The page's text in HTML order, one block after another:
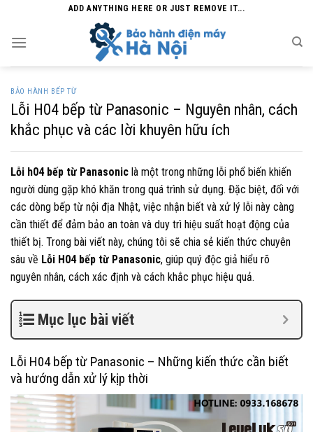
content
ADD ANYTHING HERE OR JUST REMOVE IT...
BẢO HÀNH BẾP TỪ
Lỗi H04 bếp từ Panasonic – Nguyên nhân, cách
khắc phục và các lời khuyên hữu ích
Lỗi h04 bếp từ Panasonic là một trong những lỗi phổ biến khiến
người dùng gặp khó khăn trong quá trình sử dụng. Đặc biệt, đối với
các dòng bếp từ nội địa Nhật, việc nhận biết và xử lý lỗi này càng
cần thiết để đảm bảo an toàn và duy trì hiệu suất hoạt động của
thiết bị. Trong bài viết này, chúng tôi sẽ chia sẻ kiến thức chuyên
sâu về Lỗi H04 bếp từ Panasonic, giúp quý độc giả hiểu rõ
nguyên nhân, cách xác định và cách khắc phục hiệu quả.
Mục lục bài viết
Lỗi H04 bếp từ Panasonic – Những kiến thức cần biết
và hướng dẫn xử lý kịp thời